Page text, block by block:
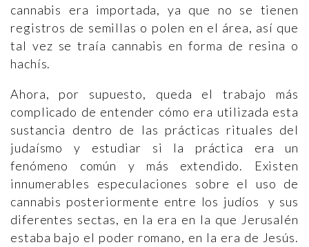
cannabis era importada, ya que no se tienen
registros de semillas o polen en el área, así que
tal vez se traía cannabis en forma de resina o
hachís.
Ahora, por supuesto, queda el trabajo más
complicado de entender cómo era utilizada esta
sustancia dentro de las prácticas rituales del
judaísmo y estudiar si la práctica era un
fenómeno común y más extendido. Existen
innumerables especulaciones sobre el uso de
cannabis posteriormente entre los judíos y sus
diferentes sectas, en la era en la que Jerusalén
estaba bajo el poder romano, en la era de Jesús.